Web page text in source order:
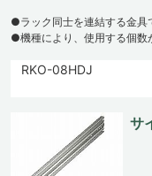
●ラック同士を連結する金具
●機種により、使用する個数
RKO-08HDJ
サ